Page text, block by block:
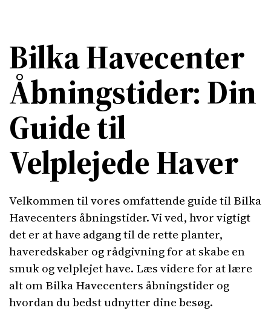
Bilka Havecenter
Åbningstider: Din
Guide til
Velplejede Haver
Velkommen til vores omfattende guide til Bilka
Havecenters åbningstider. Vi ved, hvor vigtigt
det er at have adgang til de rette planter,
haveredskaber og rådgivning for at skabe en
smuk og velplejet have. Læs videre for at lære
alt om Bilka Havecenters åbningstider og
hvordan du bedst udnytter dine besøg.